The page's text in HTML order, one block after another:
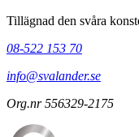
Tillägnad den svåra
08-522 153 70
info@svalander.se
Org.nr 556329-2175